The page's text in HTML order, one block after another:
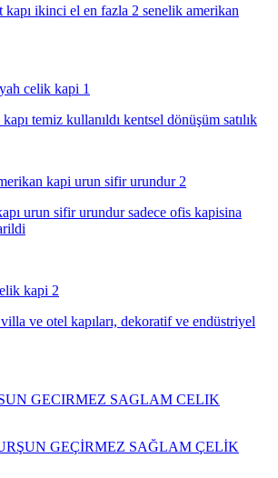
kapı ikinci el en fazla 2 senelik amerikan
temiz kullanıldı kentsel dönüşüm satılık
urun sifir urundur sadece ofis kapisina
ve otel kapıları, dekoratif ve endüstriyel
GEÇİRMEZ SAĞLAM ÇELİK